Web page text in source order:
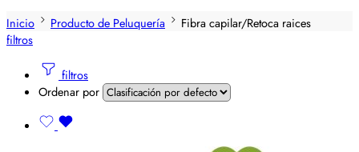
Inicio
Producto de Peluquería
Fibra capilar/Retoca raices
filtros
filtros
Ordenar por